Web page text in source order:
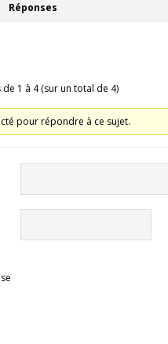
Réponses
1 à 4 (sur un total de 4)
pour répondre à ce sujet.